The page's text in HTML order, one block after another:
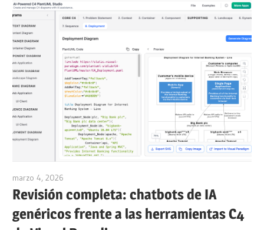
marzo 4, 2026
Revisión completa: chatbots de IA
genéricos frente a las herramientas C4